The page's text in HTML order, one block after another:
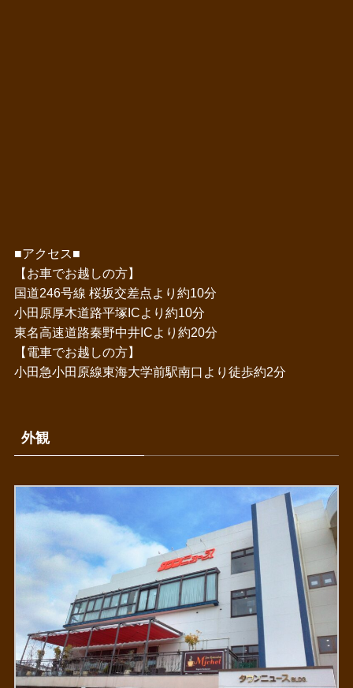
■アクセス■
【お車でお越しの方】
国道246号線 桜坂交差点より約10分
小田原厚木道路平塚ICより約10分
東名高速道路秦野中井ICより約20分
【電車でお越しの方】
小田急小田原線東海大学前駅南口より徒歩約2分
外観